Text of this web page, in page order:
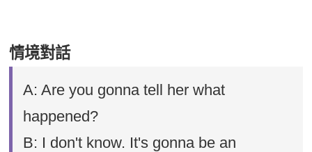
情境對話
A: Are you gonna tell her what
happened?
B: I don't know. It's gonna be an